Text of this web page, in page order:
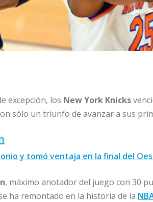
excepción, los New York Knicks
sólo un triunfo de avanzar a sus
y tomó ventaja en la final del
, máximo anotador del juego con 30
ha remontado en la historia de la